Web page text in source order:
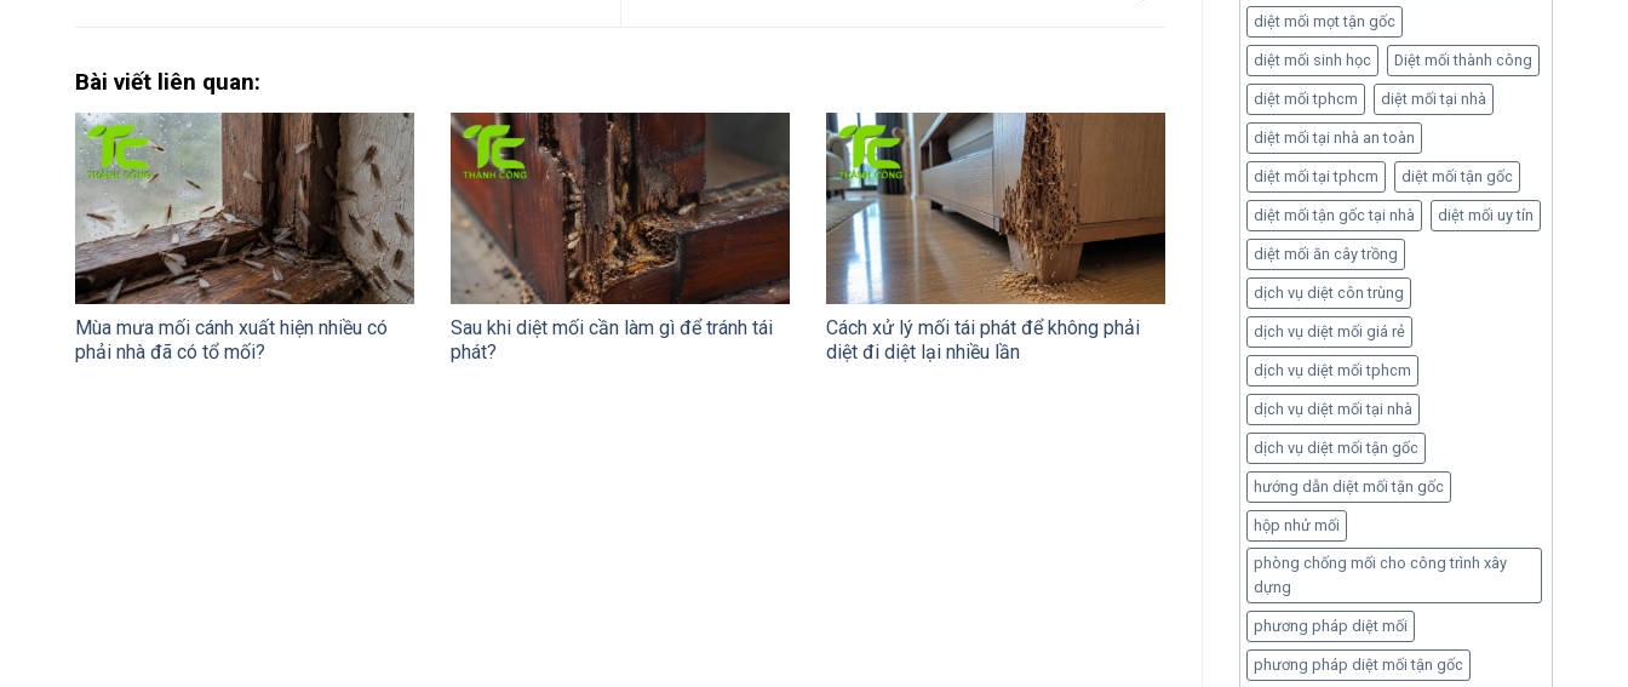
Bài viết liên quan:
Mùa mưa mối cánh xuất hiện nhiều có
phải nhà đã có tổ mối?
Sau khi diệt mối cần làm gì để tránh tái
phát?
Cách xử lý mối tái phát để không phải
diệt đi diệt lại nhiều lần
diệt mối mọt tận gốc
diệt mối sinh học Diệt mối thành công
diệt mối tphcm diệt mối tại nhà
diệt mối tại nhà an toàn
diệt mối tại tphcm diệt mối tận gốc
diệt mối tận gốc tại nhà diệt mối uy tín
diệt mối ăn cây trồng
dịch vụ diệt côn trùng
dịch vụ diệt mối giá rẻ
dịch vụ diệt mối tphcm
dịch vụ diệt mối tại nhà
dịch vụ diệt mối tận gốc
hướng dẫn diệt mối tận gốc
hộp nhử mối
phòng chống mối cho công trình xây
dựng
phương pháp diệt mối
phương pháp diệt mối tận gốc